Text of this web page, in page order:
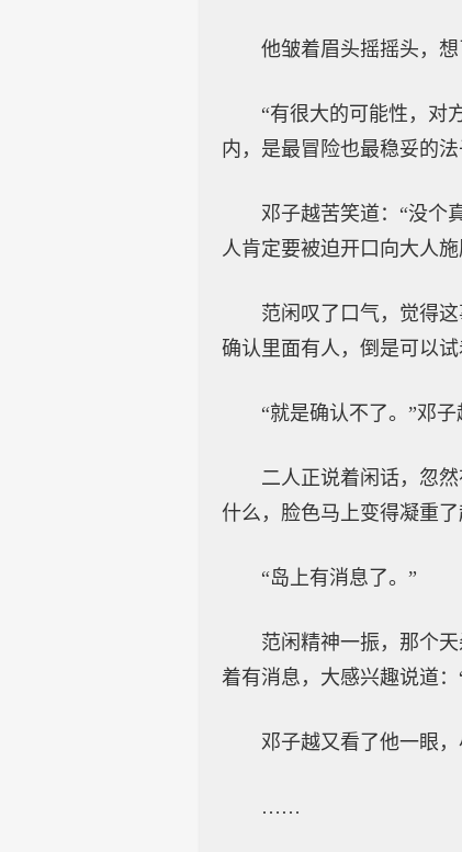
他皱着眉头摇摇头，
“有很大的可能性，对
内，是最冒险也最稳妥的
邓子越苦笑道：“没个
人肯定要被迫开口向大人施
范闲叹了口气，觉得
确认里面有人，倒是可以
“就是确认不了。”邓子
二人正说着闲话，忽
什么，脸色马上变得凝重
“岛上有消息了。”
范闲精神一振，那个
着有消息，大感兴趣说道：
邓子越又看了他一眼
……